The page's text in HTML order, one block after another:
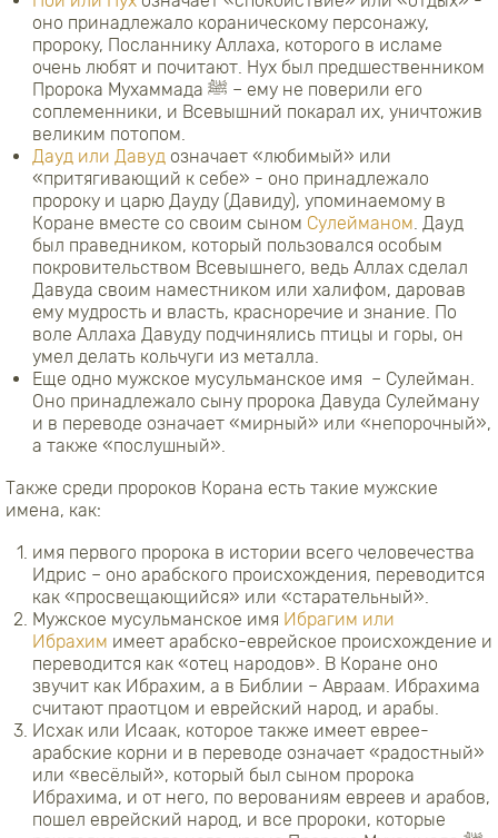
оно принадлежало кораническому персонажу,
пророку, Посланнику Аллаха, которого в исламе
очень любят и почитают. Нух был предшественником
Пророка Мухаммада ﷺ – ему не поверили его
соплеменники, и Всевышний покарал их, уничтожив
великим потопом.
Дауд или Давуд означает «любимый» или
«притягивающий к себе» - оно принадлежало
пророку и царю Дауду (Давиду), упоминаемому в
Коране вместе со своим сыном Сулейманом. Дауд
был праведником, который пользовался особым
покровительством Всевышнего, ведь Аллах сделал
Давуда своим наместником или халифом, даровав
ему мудрость и власть, красноречие и знание. По
воле Аллаха Давуду подчинялись птицы и горы, он
умел делать кольчуги из металла.
Еще одно мужское мусульманское имя – Сулейман.
Оно принадлежало сыну пророка Давуда Сулейману
и в переводе означает «мирный» или «непорочный»,
а также «послушный».
Также среди пророков Корана есть такие мужские
имена, как:
имя первого пророка в истории всего человечества
Идрис – оно арабского происхождения, переводится
как «просвещающийся» или «старательный».
Мужское мусульманское имя Ибрагим или
Ибрахим имеет арабско-еврейское происхождение и
переводится как «отец народов». В Коране оно
звучит как Ибрахим, а в Библии – Авраам. Ибрахима
считают праотцом и еврейский народ, и арабы.
Исхак или Исаак, которое также имеет еврее-
арабские корни и в переводе означает «радостный»
или «весёлый», который был сыном пророка
Ибрахима, и от него, по верованиям евреев и арабов,
пошел еврейский народ, и все пророки, которые